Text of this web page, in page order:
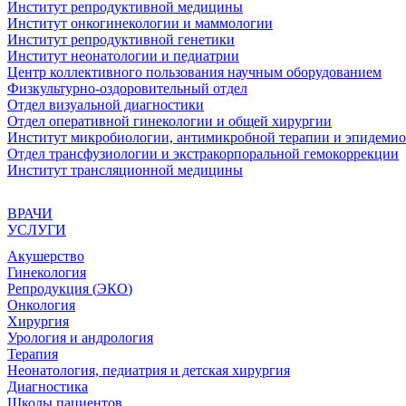
Институт репродуктивной медицины
Институт онкогинекологии и маммологии
Институт репродуктивной генетики
Институт неонатологии и педиатрии
Центр коллективного пользования научным оборудованием
Физкультурно-оздоровительный отдел
Отдел визуальной диагностики
Отдел оперативной гинекологии и общей хирургии
Институт микробиологии, антимикробной терапии и
Отдел трансфузиологии и экстракорпоральной гемокоррекции
Институт трансляционной медицины
ВРАЧИ
УСЛУГИ
Акушерство
Гинекология
Репродукция (ЭКО)
Онкология
Хирургия
Урология и андрология
Терапия
Неонатология, педиатрия и детская хирургия
Диагностика
Школы пациентов